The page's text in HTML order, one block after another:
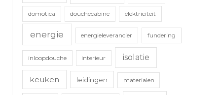
domotica douchecabine elektriciteit
energie energieleverancier fundering
inloopdouche interieur isolatie
keuken leidingen materialen